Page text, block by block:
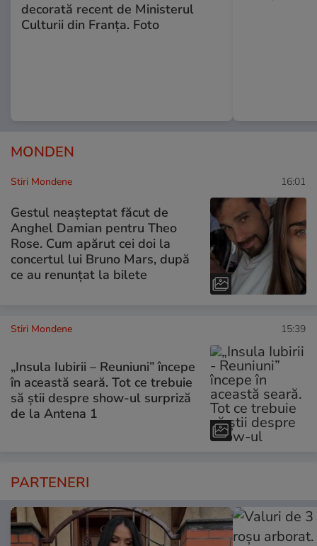
decorată recent de Ministerul
Culturii din Franța. Foto
MONDEN
Stiri Mondene 16:01
Gestul neașteptat făcut de
Anghel Damian pentru Theo
Rose. Cum apărut cei doi la
concertul lui Bruno Mars, după
ce au renunțat la bilete
Stiri Mondene 15:39
„Insula Iubirii – Reuniuni” începe
în această seară. Tot ce trebuie
să știi despre show-ul surpriză
de la Antena 1
PARTENERI